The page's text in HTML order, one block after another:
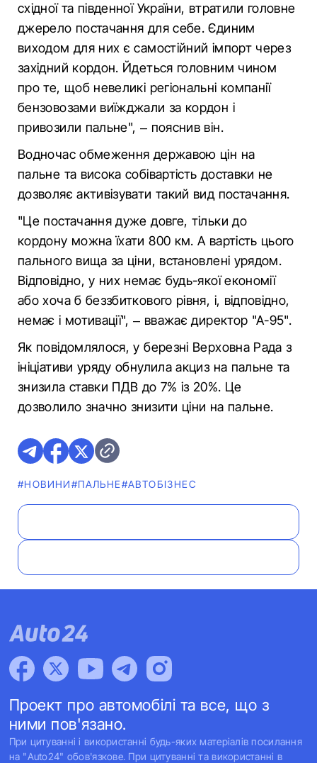
східної та південної України, втратили головне
джерело постачання для себе. Єдиним
виходом для них є самостійний імпорт через
західний кордон. Йдеться головним чином
про те, щоб невеликі регіональні компанії
бензовозами виїжджали за кордон і
привозили пальне", – пояснив він.
Водночас обмеження державою цін на
пальне та висока собівартість доставки не
дозволяє активізувати такий вид постачання.
"Це постачання дуже довге, тільки до
кордону можна їхати 800 км. А вартість цього
пального вища за ціни, встановлені урядом.
Відповідно, у них немає будь-якої економії
або хоча б беззбиткового рівня, і, відповідно,
немає і мотивації", – вважає директор "А-95".
Як повідомлялося, у березні Верховна Рада з
ініціативи уряду обнулила акциз на пальне та
знизила ставки ПДВ до 7% із 20%. Це
дозволило значно знизити ціни на пальне.
#НОВИНИ#ПАЛЬНЕ#АВТОБІЗНЕС
Проект про автомобілі та все, що з
ними пов'язано.
При цитуванні і використанні будь-яких матеріалів посилання
на "Auto24" обов'язкове. При цитуванні та використанні в